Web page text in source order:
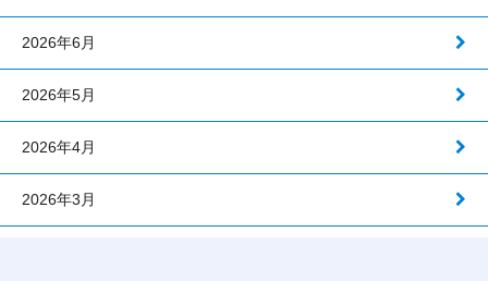
2026年6月
2026年5月
2026年4月
2026年3月